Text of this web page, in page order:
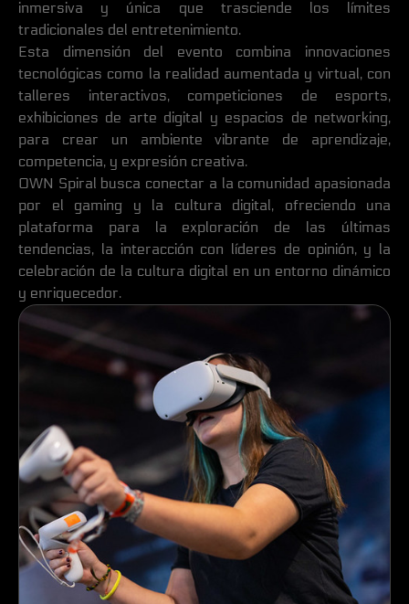
inmersiva y única que trasciende los límites
tradicionales del entretenimiento.
Esta dimensión del evento combina innovaciones
tecnológicas como la realidad aumentada y virtual, con
talleres interactivos, competiciones de esports,
exhibiciones de arte digital y espacios de networking,
para crear un ambiente vibrante de aprendizaje,
competencia, y expresión creativa.
OWN Spiral busca conectar a la comunidad apasionada
por el gaming y la cultura digital, ofreciendo una
plataforma para la exploración de las últimas
tendencias, la interacción con líderes de opinión, y la
celebración de la cultura digital en un entorno dinámico
y enriquecedor.